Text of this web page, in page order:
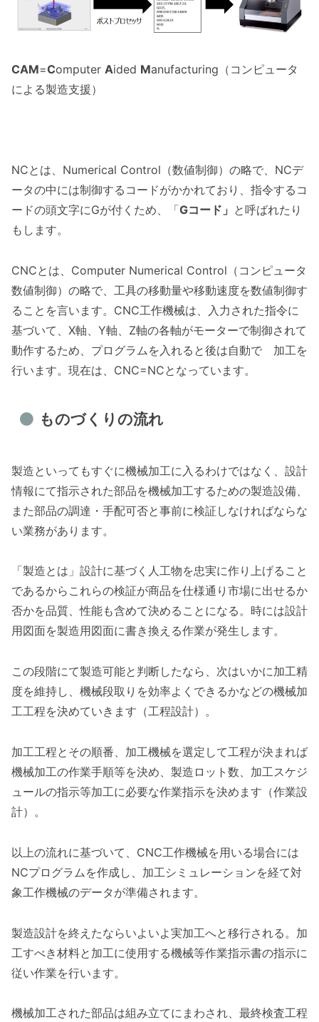
CAM=Computer Aided Manufacturing（コンピュータ
による製造支援）
NCとは、Numerical Control（数値制御）の略で、NCデ
ータの中には制御するコードがかかれており、指令するコ
ードの頭文字にGが付くため、「Gコード」 と呼ばれたり
もします。
CNCとは、Computer Numerical Control（コンピュータ
数値制御）の略で、工具の移動量や移動速度を数値制御す
ることを言います。CNC工作機械は、入力された指令に
基づいて、X軸、Y軸、Z軸の各軸がモーターで制御されて
動作するため、プログラムを入れると後は自動で 加工を
行います。現在は、CNC=NCとなっています。
ものづくりの流れ
製造といってもすぐに機械加工に入るわけではなく、設計
情報にて指示された部品を機械加工するための製造設備、
また部品の調達・手配可否と事前に検証しなければならな
い業務があります。
「製造とは」設計に基づく人工物を忠実に作り上げること
であるからこれらの検証が商品を仕様通り市場に出せるか
否かを品質、性能も含めて決めることになる。時には設計
用図面を製造用図面に書き換える作業が発生します。
この段階にて製造可能と判断したなら、次はいかに加工精
度を維持し、機械段取りを効率よくできるかなどの機械加
工工程を決めていきます（工程設計）。
加工工程とその順番、加工機械を選定して工程が決まれば
機械加工の作業手順等を決め、製造ロット数、加工スケジ
ュールの指示等加工に必要な作業指示を決めます（作業設
計）。
以上の流れに基づいて、CNC工作機械を用いる場合には
NCプログラムを作成し、加工シミュレーションを経て対
象工作機械のデータが準備されます。
製造設計を終えたならいよいよ実加工へと移行される。加
工すべき材料と加工に使用する機械等作業指示書の指示に
従い作業を行います。
機械加工された部品は組み立てにまわされ、最終検査工程